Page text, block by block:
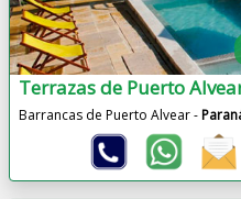
Terrazas de Puerto
Barrancas de Puerto Alvear -